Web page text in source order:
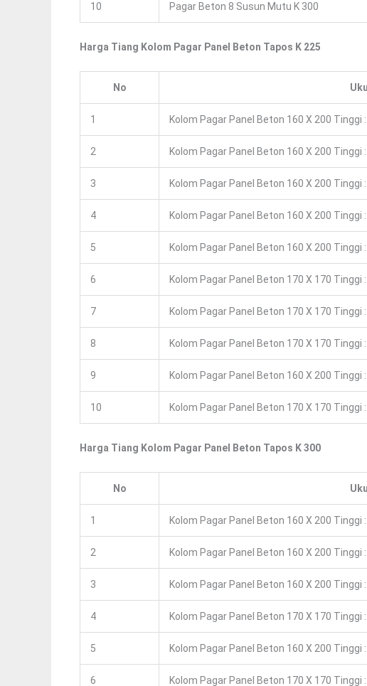
10 Pagar Beton 8 Susun Mutu K 300
Harga Tiang Kolom Pagar Panel Beton Tapos K 225
No
1 Kolom Pagar Panel Beton 160 X 200 Tinggi
2 Kolom Pagar Panel Beton 160 X 200 Tinggi
3 Kolom Pagar Panel Beton 160 X 200 Tinggi
4 Kolom Pagar Panel Beton 160 X 200 Tinggi
5 Kolom Pagar Panel Beton 160 X 200 Tinggi
6 Kolom Pagar Panel Beton 170 X 170 Tinggi
7 Kolom Pagar Panel Beton 170 X 170 Tinggi
8 Kolom Pagar Panel Beton 170 X 170 Tinggi
9 Kolom Pagar Panel Beton 160 X 200 Tinggi
10 Kolom Pagar Panel Beton 170 X 170 Tinggi
Harga Tiang Kolom Pagar Panel Beton Tapos K 300
No
1 Kolom Pagar Panel Beton 160 X 200 Tinggi
2 Kolom Pagar Panel Beton 160 X 200 Tinggi
3 Kolom Pagar Panel Beton 160 X 200 Tinggi
4 Kolom Pagar Panel Beton 170 X 170 Tinggi
5 Kolom Pagar Panel Beton 160 X 200 Tinggi
6 Kolom Pagar Panel Beton 170 X 170 Tinggi